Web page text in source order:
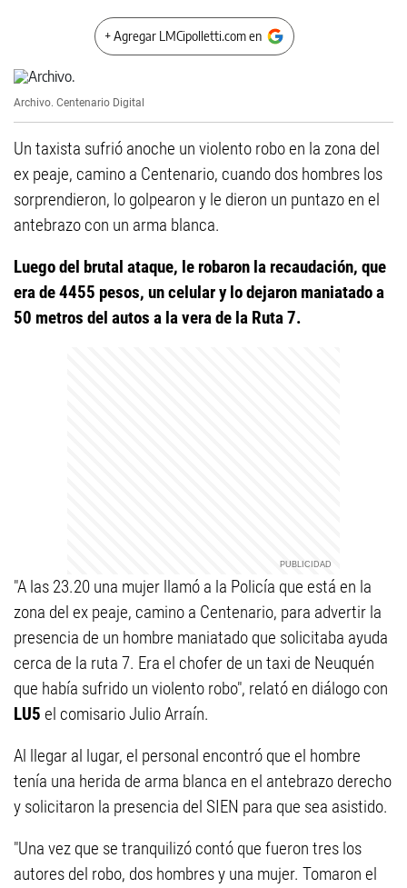
+ Agregar LMCipolletti.com en
Archivo. Centenario Digital
Un taxista sufrió anoche un violento robo en la zona del
ex peaje, camino a Centenario, cuando dos hombres los
sorprendieron, lo golpearon y le dieron un puntazo en el
antebrazo con un arma blanca.
Luego del brutal ataque, le robaron la recaudación, que
era de 4455 pesos, un celular y lo dejaron maniatado a
50 metros del autos a la vera de la Ruta 7.
"A las 23.20 una mujer llamó a la Policía que está en la
zona del ex peaje, camino a Centenario, para advertir la
presencia de un hombre maniatado que solicitaba ayuda
cerca de la ruta 7. Era el chofer de un taxi de Neuquén
que había sufrido un violento robo", relató en diálogo con
LU5 el comisario Julio Arraín.
Al llegar al lugar, el personal encontró que el hombre
tenía una herida de arma blanca en el antebrazo derecho
y solicitaron la presencia del SIEN para que sea asistido.
"Una vez que se tranquilizó contó que fueron tres los
autores del robo, dos hombres y una mujer. Tomaron el